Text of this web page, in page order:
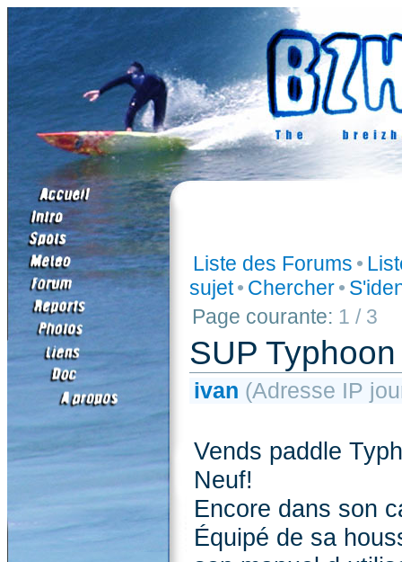
Liste des Forums •
sujet• Chercher•
Page courante: 1 / 3
SUP
ivan (Adresse IP
Vends paddle
Neuf!
Encore dans son
Équipé de sa